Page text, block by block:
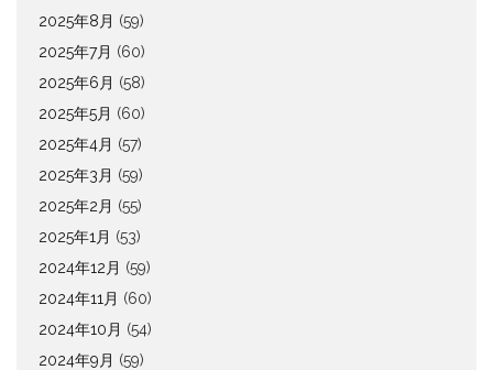
2025年8月 (59)
2025年7月 (60)
2025年6月 (58)
2025年5月 (60)
2025年4月 (57)
2025年3月 (59)
2025年2月 (55)
2025年1月 (53)
2024年12月 (59)
2024年11月 (60)
2024年10月 (54)
2024年9月 (59)